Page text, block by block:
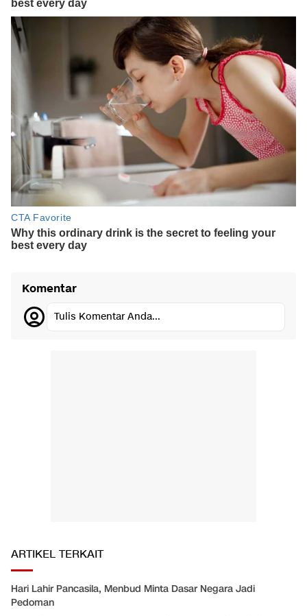
Komentar
Tulis Komentar Anda...
ARTIKEL TERKAIT
Hari Lahir Pancasila, Menbud Minta Dasar Negara Jadi
Pedoman